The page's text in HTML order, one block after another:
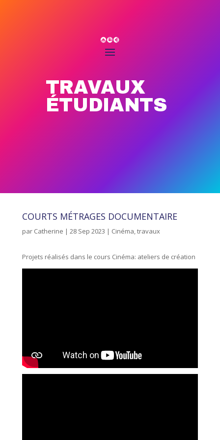
TRAVAUX
ÉTUDIANTS
COURTS MÉTRAGES DOCUMENTAIRE
par Catherine | 28 Sep 2023 | Cinéma travaux
Projets réalisés dans le cours Cinéma: ateliers de création